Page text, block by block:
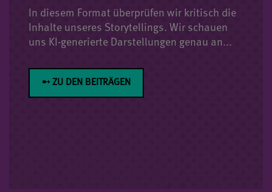
In diesem Format überprüfen wir kritisch die
Inhalte unseres Storytellings. Wir schauen
uns KI-generierte Darstellungen genau an...
➸ ZU DEN BEITRÄGEN